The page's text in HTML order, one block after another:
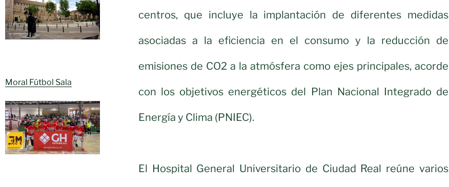
Moral Fútbol Sala
centros, que incluye la implantación de diferentes medidas
asociadas a la eficiencia en el consumo y la reducción de
emisiones de CO2 a la atmósfera como ejes principales, acorde
con los objetivos energéticos del Plan Nacional Integrado de
Energía y Clima (PNIEC).
El Hospital General Universitario de Ciudad Real reúne varios